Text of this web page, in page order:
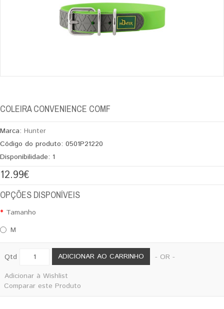
COLEIRA CONVENIENCE COMF
Marca: Hunter
Código do produto: 0501P21220
Disponibilidade: 1
12.99€
OPÇÕES DISPONÍVEIS
Tamanho
M
Qtd ADICIONAR AO CARRINHO
- OR -
Adicionar à Wishlist
Comparar este Produto